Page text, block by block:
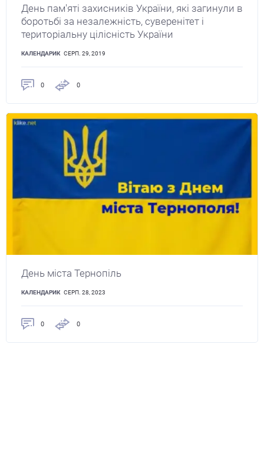
День пам'яті захисників України, які загинули в
боротьбі за незалежність, суверенітет і
територіальну цілісність України
КАЛЕНДАРИК СЕРП. 29, 2019
0 0
День міста Тернопіль
КАЛЕНДАРИК СЕРП. 28, 2023
0 0